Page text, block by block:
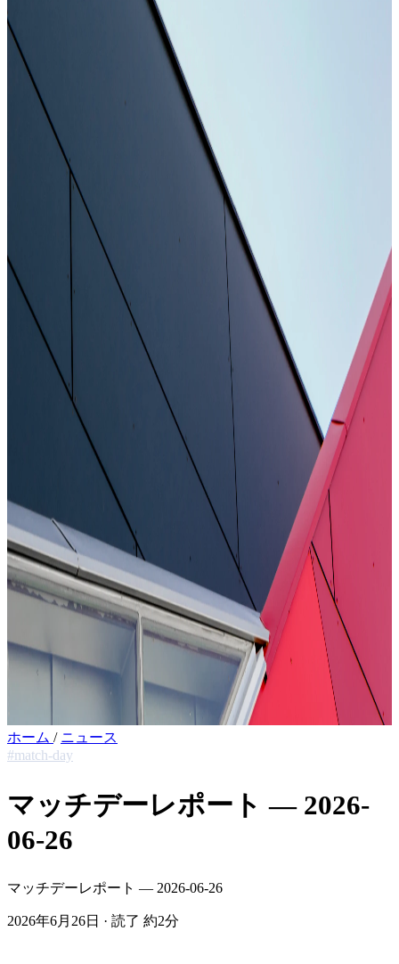
ホーム / ニュース
#match-day
マッチデーレポート — 2026-
06-26
マッチデーレポート — 2026-06-26
2026年6月26日 · 読了 約2分